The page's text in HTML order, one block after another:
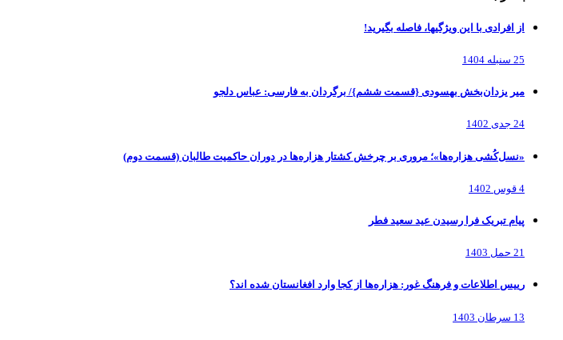
از افرادی با این ویژگیها، فاصله بگیرید!
25 سنبله 1404
میر یزدان‌بخش بهسودی {قسمت ششم}/ برگردان به فارسی: عباس دلجو
24 جدی 1402
«نسل‌کُشی هزاره‌ها»؛ مروری بر چرخش کشتار هزاره‌ها در دوران حاکمیت طالبان (قسمت دوم)
4 قوس 1402
پیام تبریک فرا رسیدن عید سعید فطر
21 حمل 1403
رییس اطلاعات و فرهنگ غور: هزاره‌ها از کجا وارد افغانستان شده اند؟
13 سرطان 1403